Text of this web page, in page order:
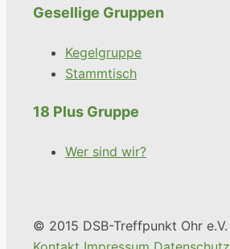
Gesellige Gruppen
Kegelgruppe
Stammtisch
18 Plus Gruppe
Wer sind wir?
© 2015 DSB-Treffpunkt Ohr e.V.